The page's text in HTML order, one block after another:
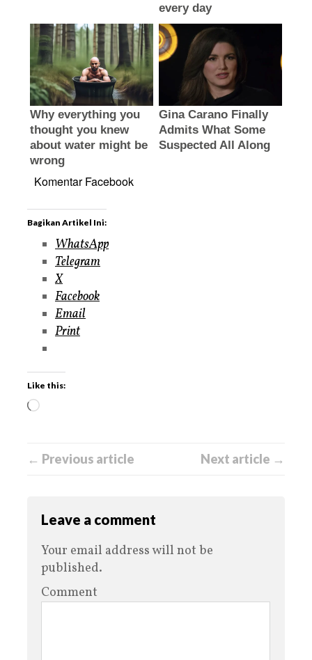
Komentar Facebook
Bagikan Artikel Ini:
WhatsApp
Telegram
X
Facebook
Email
Print
Like this:
← Previous article Next article →
Leave a comment
Your email address will not be
published.
Comment